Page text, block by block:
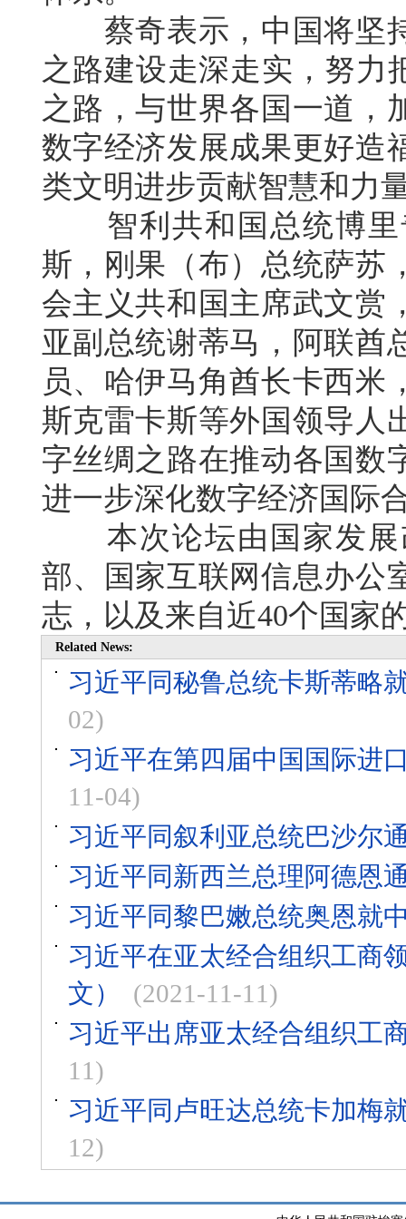
蔡奇表示，中国将坚持
之路建设走深走实，努力
之路，与世界各国一道，
数字经济发展成果更好造
类文明进步贡献智慧和力
智利共和国总统博里
斯，刚果（布）总统萨苏
会主义共和国主席武文赏
亚副总统谢蒂马，阿联酋
员、哈伊马角酋长卡西米
斯克雷卡斯等外国领导人
字丝绸之路在推动各国数
进一步深化数字经济国际
本次论坛由国家发展
部、国家互联网信息办公
志，以及来自近40个国家
Related News:
习近平同秘鲁总统卡斯蒂略
02)
习近平在第四届中国国际进
11-04)
习近平同叙利亚总统巴沙尔
习近平同新西兰总理阿德恩
习近平同黎巴嫩总统奥恩就
习近平在亚太经合组织工商
文）
(2021-11-11)
习近平出席亚太经合组织工
11)
习近平同卢旺达总统卡加梅
12)